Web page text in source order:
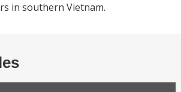
in southern Vietnam.